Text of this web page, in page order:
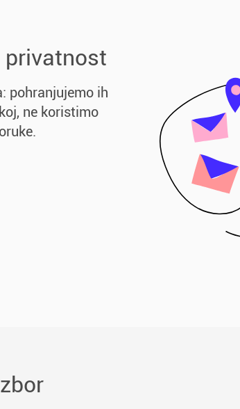
privatnost
pohranjujemo ih
ne koristimo